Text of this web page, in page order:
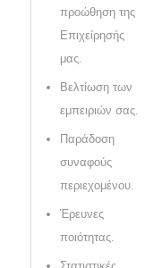
προώθηση της
Επιχείρησής
μας.
Βελτίωση των
εμπειριών σας.
Παράδοση
συναφούς
περιεχομένου.
Έρευνες
ποιότητας.